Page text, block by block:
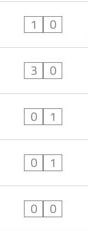
1 0
3 0
0 1
0 1
0 0